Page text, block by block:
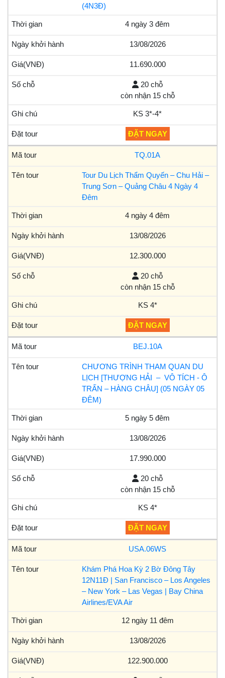
(4N3Đ)
4 ngày 3 đêm
13/08/2026
11.690.000
20 chỗ
còn nhận 15 chỗ
KS 3*-4*
ĐẶT NGAY
TQ.01A
Tour Du Lịch Thẩm Quyến – Chu Hải –
Trung Sơn – Quảng Châu 4 Ngày 4
Đêm
4 ngày 4 đêm
13/08/2026
12.300.000
20 chỗ
còn nhận 15 chỗ
KS 4*
ĐẶT NGAY
BEJ.10A
CHƯƠNG TRÌNH THAM QUAN DU
LỊCH [THƯỢNG HẢI – VÔ TÍCH - Ô
TRẤN – HÀNG CHÂU] (05 NGÀY 05
ĐÊM)
5 ngày 5 đêm
13/08/2026
17.990.000
20 chỗ
còn nhận 15 chỗ
KS 4*
ĐẶT NGAY
USA.06WS
Khám Phá Hoa Kỳ 2 Bờ Đông Tây
12N11Đ | San Francisco – Los Angeles
– New York – Las Vegas | Bay China
Airlines/EVA Air
12 ngày 11 đêm
13/08/2026
122.900.000